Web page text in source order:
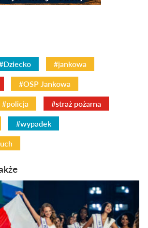
#jankowa
#OSP Jankowa
#policja #straż pożarna
#wypadek